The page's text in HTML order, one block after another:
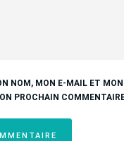
NOM, MON E-MAIL ET
PROCHAIN